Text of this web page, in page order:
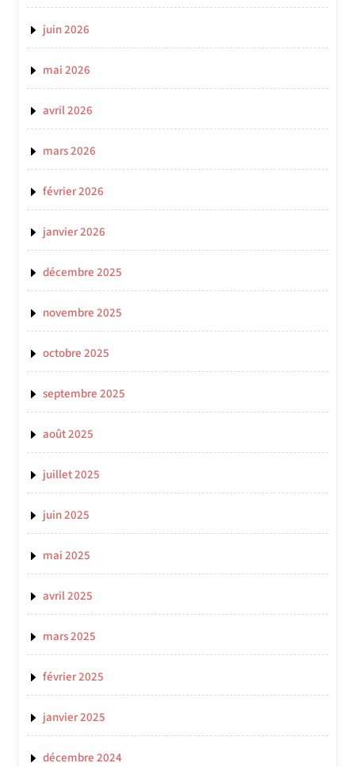
juin 2026
mai 2026
avril 2026
mars 2026
février 2026
janvier 2026
décembre 2025
novembre 2025
octobre 2025
septembre 2025
août 2025
juillet 2025
juin 2025
mai 2025
avril 2025
mars 2025
février 2025
janvier 2025
décembre 2024